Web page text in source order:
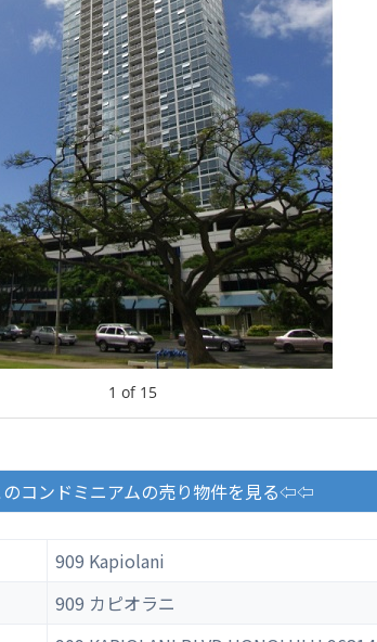
1 of 15
コンドミニアムの売り物件を見る⇦⇦
909 Kapiolani
909 カピオラニ